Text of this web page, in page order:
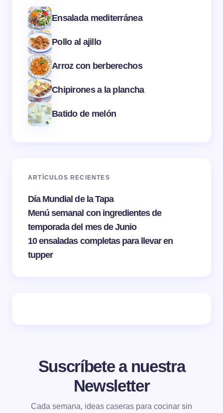
Ensalada mediterránea
Pollo al ajillo
Arroz con berberechos
Chipirones a la plancha
Batido de melón
ARTÍCULOS RECIENTES
Día Mundial de la Tapa
Menú semanal con ingredientes de
temporada del mes de Junio
10 ensaladas completas para llevar en
tupper
Suscríbete a nuestra
Newsletter
Cada semana, ideas caseras para cocinar sin